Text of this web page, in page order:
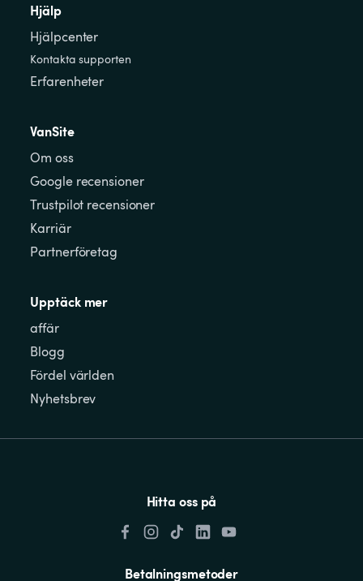
Hjälp
Hjälpcenter
Kontakta supporten
Erfarenheter
VanSite
Om oss
Google recensioner
Trustpilot recensioner
Karriär
Partnerföretag
Upptäck mer
affär
Blogg
Fördel världen
Nyhetsbrev
Hitta oss på
Betalningsmetoder